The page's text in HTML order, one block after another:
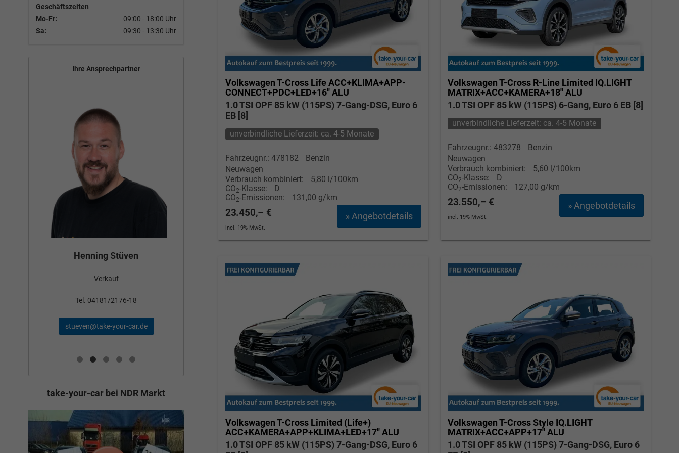
Volkswagen T-Cross Life ACC+KLIMA+APP-
CONNECT+PDC+LED+16'' ALU
1.0 TSI OPF 85 kW (115PS) 7-Gang-DSG, Euro 6
EB [8]
unverbindliche Lieferzeit: ca. 4-5 Monate
Fahrzeugnr.: 478182
Benzin
Neuwagen
Verbrauch kombiniert:
5,80 l/100km
CO2-Klasse:
D
CO2-Emissionen: 131,00 g/km
» Angebotdetails
23.450,– €
incl. 19% MwSt.
Volkswagen T-Cross R-Line Limited IQ.LIGHT
MATRIX+ACC+KAMERA+18'' ALU
1.0 TSI OPF 85 kW (115PS) 6-Gang, Euro 6 EB [8]
unverbindliche Lieferzeit: ca. 4-5 Monate
Fahrzeugnr.: 483278
Benzin
Neuwagen
Verbrauch kombiniert:
5,60 l/100km
CO2-Klasse:
D
CO2-Emissionen: 127,00 g/km
» Angebotdetails
23.550,– €
incl. 19% MwSt.
Volkswagen T-Cross Limited (Life+)
ACC+KAMERA+APP+KLIMA+LED+17'' ALU
1.0 TSI OPF 85 kW (115PS) 7-Gang-DSG, Euro 6
Volkswagen T-CrossStyle IQ.LIGHT
MATRIX+ACC+APP+17'' ALU
1.0 TSI OPF 85 kW (115PS) 7-Gang-DSG, Euro 6
Geschäftszeiten
Mo-Fr:
09:00 - 18:00 Uhr
Sa:
09:30 - 13:30 Uhr
Ihre Ansprechpartner
Henning Stüven
Verkauf
Tel. 04181/2176-18
stueven@take-your-car.de
Verkauf
schael@take-your-car.de
Tel. 04181/2176-21
wollschlaeger@take-your-car.de
Verkauf
calakovic@take-your-car.de
take-your-car bei NDR Markt